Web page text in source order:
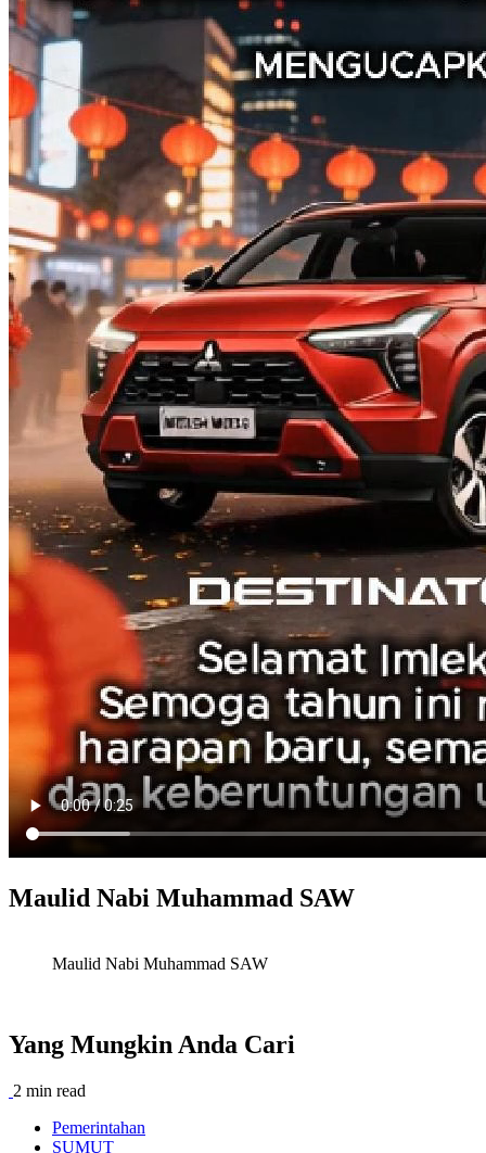
Maulid Nabi Muhammad SAW
Maulid Nabi Muhammad SAW
Yang Mungkin Anda Cari
2 min read
Pemerintahan
SUMUT